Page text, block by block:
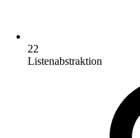
22
Listenabstraktion